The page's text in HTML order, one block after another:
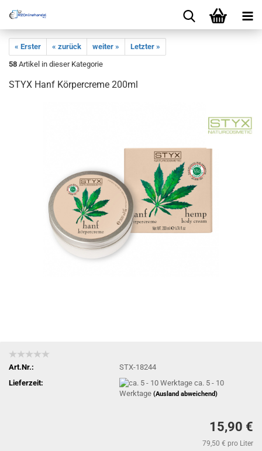
« Erster « zurück weiter »
Letzter »
58 Artikel in dieser Kategorie
STYX Hanf Körpercreme 200ml
Art.Nr.:
STX-18244
Lieferzeit:
ca. 5 - 10
Werktage(Ausland abweichend)
15,90 €
79,50 € pro Liter